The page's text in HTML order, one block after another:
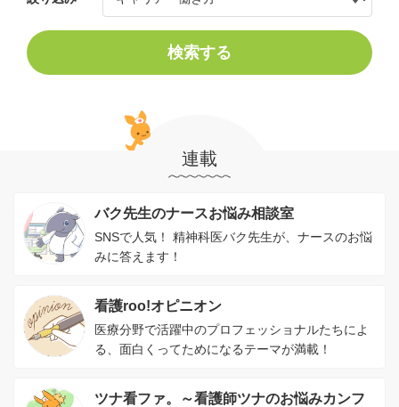
検索する
連載
バク先生のナースお悩み相談室
SNSで人気！ 精神科医バク先生が、ナースのお悩
みに答えます！
看護roo!オピニオン
医療分野で活躍中のプロフェッショナルたちによ
る、面白くってためになるテーマが満載！
ツナ看ファ。～看護師ツナのお悩みカンフ